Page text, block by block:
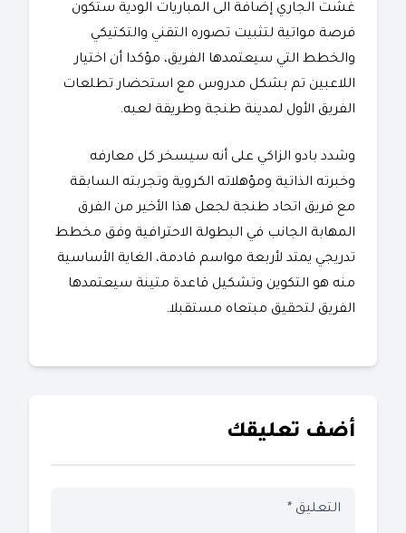
غشت الجاري إضافة الى المباريات الودية ستكون
فرصة مواتية لتثبيت تصوره التقني والتكتيكي
والخطط التي سيعتمدها الفريق، مؤكدا أن اختيار
اللاعبين تم بشكل مدروس مع استحضار تطلعات
الفريق الأول لمدينة طنجة وطريقة لعبه.
وشدد بادو الزاكي على أنه سيسخر كل معارفه
وخبرته الذاتية ومؤهلاته الكروية وتجربته السابقة
مع فريق اتحاد طنجة لجعل هذا الأخير من الفرق
المهابة الجانب في البطولة الاحترافية وفق مخطط
تدريجي يمتد لأربعة مواسم قادمة، الغاية الأساسية
منه هو التكوين وتشكيل قاعدة متينة سيعتمدها
الفريق لتحقيق مبتعاه مستقبلا.
أضف تعليقك